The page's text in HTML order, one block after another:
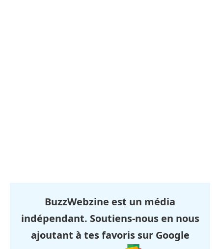
BuzzWebzine est un média
indépendant. Soutiens-nous en nous
ajoutant à tes favoris sur Google